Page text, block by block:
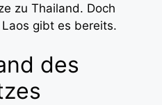
zu Thailand. Doch
gibt es bereits.
des